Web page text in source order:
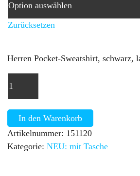
Zurücksetzen
Herren Pocket-Sweatshirt, schwarz,
In den Warenkorb
Artikelnummer: 151120
Kategorie: NEU: mit Tasche